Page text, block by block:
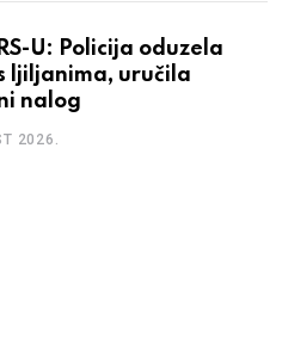
U: Policija oduzela
ljiljanima, uručila
nalog
2026.